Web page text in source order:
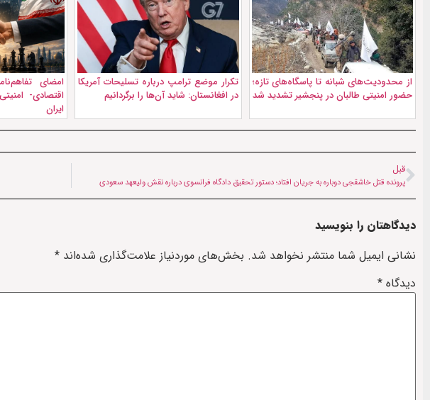
از محدودیت‌های شبانه تا پاسگاه‌‌های تازه؛
حضور امنیتی طالبان در پنجشیر تشدید شد
تکرار موضع ترامپ درباره تسلیحات آمریکا
در افغانستان: شايد آن‌ها را برگردانیم
امضای
اقتصادی-
ایران
قبل
پرونده قتل خاشقجی دوباره به جریان افتاد؛ دستور تحقیق دادگاه فرانسوی درباره نقش ولیعهد سعودی
دیدگاهتان را بنویسید
نشانی ایمیل شما منتشر نخواهد شد. بخش‌های موردنیاز علامت‌گذاری شده‌اند *
دیدگاه *